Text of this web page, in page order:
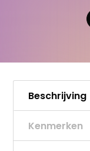
Beschrijving
Kenmerken